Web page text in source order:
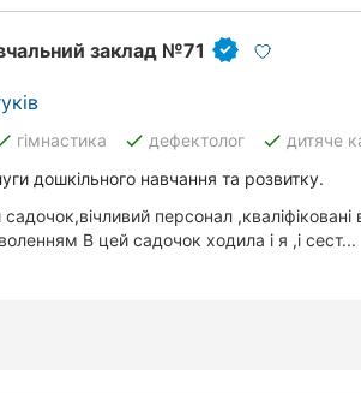
заклад №71
гімнастика done дефектолог done дитяче
дошкільного навчання та розвитку.
персонал ,кваліфіковані
В цей садочок ходила і я ,і сест...